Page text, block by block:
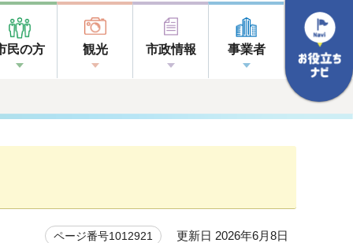
民の方 観光 市政情報 事業者
ページ番号1012921 更新日 2026年6月8日